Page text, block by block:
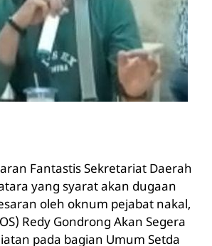
Fantastis Sekretariat Daerah
yang syarat akan dugaan
oleh oknum pejabat nakal,
Redy Gondrong Akan Segera
pada bagian Umum Setda